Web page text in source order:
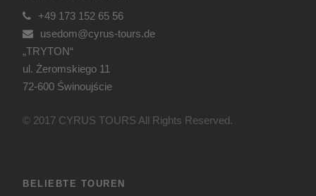
+49 173 152 65 56
usedom@cyrus-tours.de
„TRYTON“
ul. Żeromskiego 11
72-600 Świnoujście
© 2017 CYRUS TOURS All Rights Reserved.
BELIEBTE TOUREN